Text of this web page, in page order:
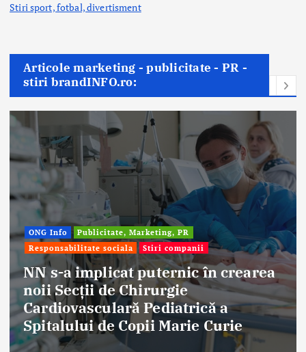
Stiri sport, fotbal,divertisment
Articole marketing - publicitate - PR -
stiri brandINFO.ro:
PR
Stiri companii
în crearea
Pediatrică a
Marie Curie
Afaceri & Economie
Stiri companii
Eternal Beauty,
aniversat 30
frumuseții